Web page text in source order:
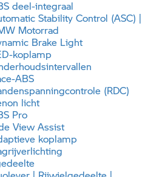
deel-integraal
Stability Control (ASC) |
Motorrad
Brake Light
koplamp
ABS
(RDC)
licht
Pro
View Assist
koplamp